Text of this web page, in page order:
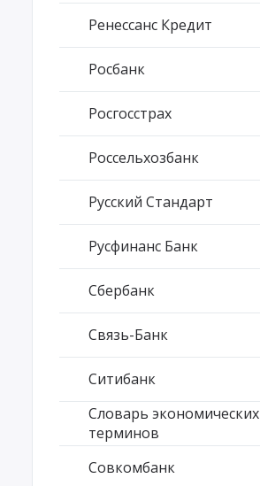
Ренессанс Кредит
Росбанк
Росгосстрах
Россельхозбанк
Русский Стандарт
Русфинанс Банк
Сбербанк
Связь-Банк
Ситибанк
Словарь экономических
терминов
Совкомбанк